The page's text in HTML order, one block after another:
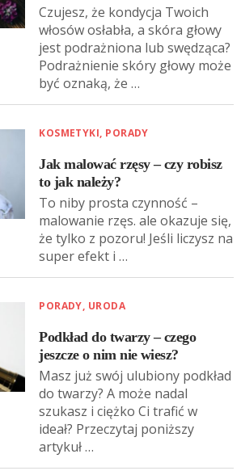
Czujesz, że kondycja Twoich
włosów osłabła, a skóra głowy
jest podrażniona lub swędząca?
Podrażnienie skóry głowy może
być oznaką, że …
KOSMETYKI, PORADY
Jak malować rzęsy – czy robisz
to jak należy?
To niby prosta czynność –
malowanie rzęs. ale okazuje się,
że tylko z pozoru! Jeśli liczysz na
super efekt i …
PORADY, URODA
Podkład do twarzy – czego
jeszcze o nim nie wiesz?
Masz już swój ulubiony podkład
do twarzy? A może nadal
szukasz i ciężko Ci trafić w
ideał? Przeczytaj poniższy
artykuł …